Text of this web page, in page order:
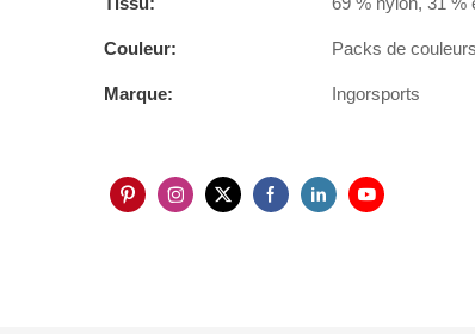
Couleur: Packs de
Marque: Ingorsports